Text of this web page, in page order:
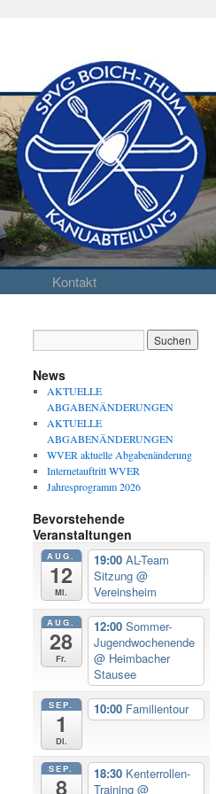
Kontakt
News
AKTUELLE
ABGABENÄNDERUNGEN
AKTUELLE
ABGABENÄNDERUNGEN
WVER aktuelle Abgabenänderung
Internetauftritt WVER
Jahresprogramm 2026
Bevorstehende
Veranstaltungen
AUG.
12
Mi.
19:00 AL-Team
Sitzung @
Vereinsheim
AUG.
28
Fr.
12:00 Sommer-
Jugendwochenende
@ Heimbacher
Stausee
SEP.
1
Di.
10:00 Familientour
SEP.
8
18:30 Kenterrollen-
Training @